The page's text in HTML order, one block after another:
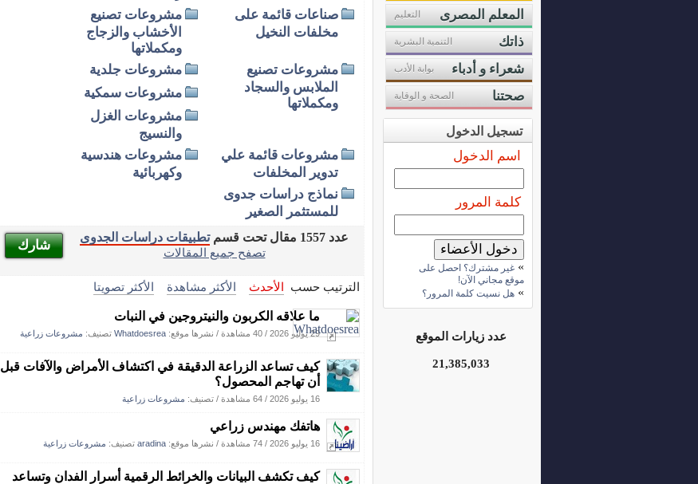
صناعات قائمة على
مخلفات النخيل
مشروعات تصنيع
الأخشاب والزجاج
ومكملاتها
مشروعات تصنيع
الملابس والسجاد
ومكملاتها
مشروعات جلدية
مشروعات سمكية
مشروعات الغزل
والنسيج
مشروعات قائمة علي
تدوير المخلفات
مشروعات هندسية
وكهربائية
نماذج دراسات جدوى
للمستثمر الصغير
شارك
عدد 1557 مقال تحت قسم
تطبيقات دراسات الجدوى
تصفح جميع المقالات
الترتيب حسب الأحدث الأكثر مشاهدة الأكثر تصويتا
ما علاقه الكربون والنيتروجين في النبات
29 يوليو 2026 / 40 مشاهدة / نشرها موقع: Whatdoesrea تصنيف: مشروعات زراعية
كيف تساعد الزراعة الدقيقة في اكتشاف الأمراض والآفات قبل
أن تهاجم المحصول؟
16 يوليو 2026 / 64 مشاهدة / تصنيف: مشروعات زراعية
هاتفك مهندس زراعي
16 يوليو 2026 / 74 مشاهدة / نشرها موقع: aradina تصنيف: مشروعات زراعية
كيف تكشف البيانات والخرائط الرقمية أسرار الفدان وتساعد
المعلم المصرى التعليم
ذاتك التنمية البشرية
شعراء و أدباء بوابة الأدب
صحتنا الصحة و الوقاية
تسجيل الدخول
اسم الدخول
كلمة المرور
» غير مشترك؟ احصل على
موقع مجاني الآن!
» هل نسيت كلمة المرور؟
عدد زيارات الموقع
21,385,033